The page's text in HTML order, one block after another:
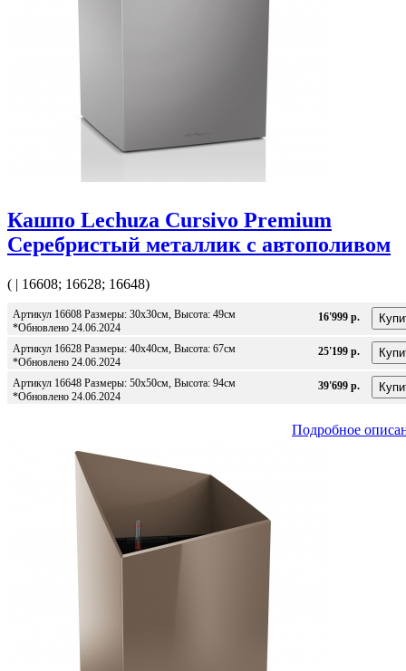
Кашпо Lechuza Cursivo Premium
Серебристый металлик с автополивом
( | 16608; 16628; 16648)
Артикул 16608 Размеры: 30x30см, Высота: 49см
*Обновлено 24.06.2024
16'999 р.
Артикул 16628 Размеры: 40x40см, Высота: 67см
*Обновлено 24.06.2024
25'199 р.
Артикул 16648 Размеры: 50x50см, Высота: 94см
*Обновлено 24.06.2024
39'699 р.
Подробное